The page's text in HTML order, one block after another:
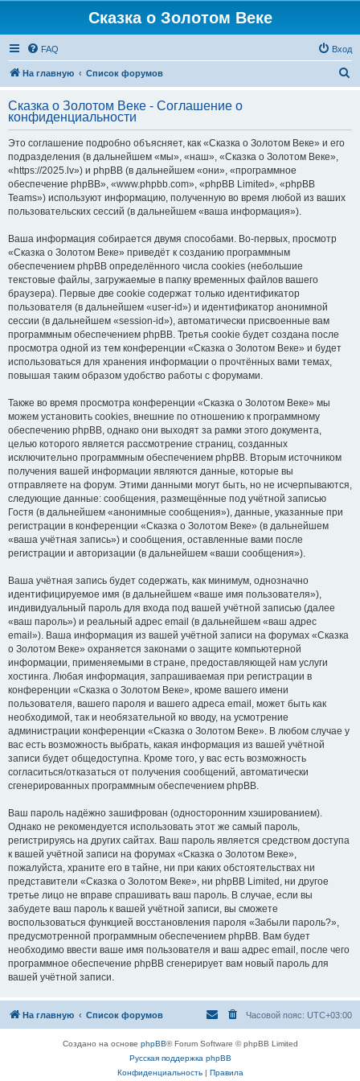
Сказка о Золотом Веке
FAQ Вход
На главную Список форумов
с
Сказка о Золотом Веке - Соглашение о
конфиденциальности
Это соглашение подробно объясняет, как «Сказка о Золотом Веке» и его
подразделения (в дальнейшем «мы», «наш», «Сказка о Золотом Веке»,
«https://2025.lv») и phpBB (в дальнейшем «они», «программное
обеспечение phpBB», «www.phpbb.com», «phpBB Limited», «phpBB
Teams») используют информацию, полученную во время любой из ваших
пользовательских сессий (в дальнейшем «ваша информация»).
Ваша информация собирается двумя способами. Во-первых, просмотр
«Сказка о Золотом Веке» приведёт к созданию программным
обеспечением phpBB определённого числа cookies (небольшие
текстовые файлы, загружаемые в папку временных файлов вашего
браузера). Первые две cookie содержат только идентификатор
пользователя (в дальнейшем «user-id») и идентификатор анонимной
сессии (в дальнейшем «session-id»), автоматически присвоенные вам
программным обеспечением phpBB. Третья cookie будет создана после
просмотра одной из тем конференции «Сказка о Золотом Веке» и будет
использоваться для хранения информации о прочтённых вами темах,
повышая таким образом удобство работы с форумами.
Также во время просмотра конференции «Сказка о Золотом Веке» мы
можем установить cookies, внешние по отношению к программному
обеспечению phpBB, однако они выходят за рамки этого документа,
целью которого является рассмотрение страниц, созданных
исключительно программным обеспечением phpBB. Вторым источником
получения вашей информации являются данные, которые вы
отправляете на форум. Этими данными могут быть, но не исчерпываются,
следующие данные: сообщения, размещённые под учётной записью
Гостя (в дальнейшем «анонимные сообщения»), данные, указанные при
регистрации в конференции «Сказка о Золотом Веке» (в дальнейшем
«ваша учётная запись») и сообщения, оставленные вами после
регистрации и авторизации (в дальнейшем «ваши сообщения»).
Ваша учётная запись будет содержать, как минимум, однозначно
идентифицируемое имя (в дальнейшем «ваше имя пользователя»),
индивидуальный пароль для входа под вашей учётной записью (далее
«ваш пароль») и реальный адрес email (в дальнейшем «ваш адрес
email»). Ваша информация из вашей учётной записи на форумах «Сказка
о Золотом Веке» охраняется законами о защите компьютерной
информации, применяемыми в стране, предоставляющей нам услуги
хостинга. Любая информация, запрашиваемая при регистрации в
конференции «Сказка о Золотом Веке», кроме вашего имени
пользователя, вашего пароля и вашего адреса email, может быть как
необходимой, так и необязательной ко вводу, на усмотрение
администрации конференции «Сказка о Золотом Веке». В любом случае у
вас есть возможность выбрать, какая информация из вашей учётной
записи будет общедоступна. Кроме того, у вас есть возможность
согласиться/отказаться от получения сообщений, автоматически
сгенерированных программным обеспечением phpBB.
Ваш пароль надёжно зашифрован (односторонним хэшированием).
Однако не рекомендуется использовать этот же самый пароль,
регистрируясь на других сайтах. Ваш пароль является средством доступа
к вашей учётной записи на форумах «Сказка о Золотом Веке»,
пожалуйста, храните его в тайне, ни при каких обстоятельствах ни
представители «Сказка о Золотом Веке», ни phpBB Limited, ни другое
третье лицо не вправе спрашивать ваш пароль. В случае, если вы
забудете ваш пароль к вашей учётной записи, вы сможете
воспользоваться функцией восстановления пароля «Забыли пароль?»,
предусмотренной программным обеспечением phpBB. Вам будет
необходимо ввести ваше имя пользователя и ваш адрес email, после чего
программное обеспечение phpBB сгенерирует вам новый пароль для
вашей учётной записи.
На главную Список форумов Часовой пояс: UTC+03:00
Создано на основе phpBB® Forum Software © phpBB Limited
Русская поддержка phpBB
Конфиденциальность| Правила